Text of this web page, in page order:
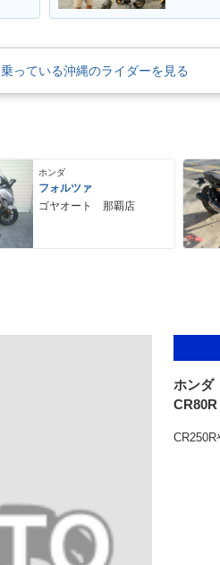
っている沖縄のライダーを見る
ホンダ
フォルツァ
ゴヤオート 那覇店
ホンダ
CR250R